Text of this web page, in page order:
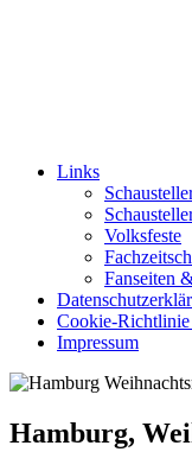
Links
Volksfeste
Fanseiten
Cookie-
Impressum
Hamburg,